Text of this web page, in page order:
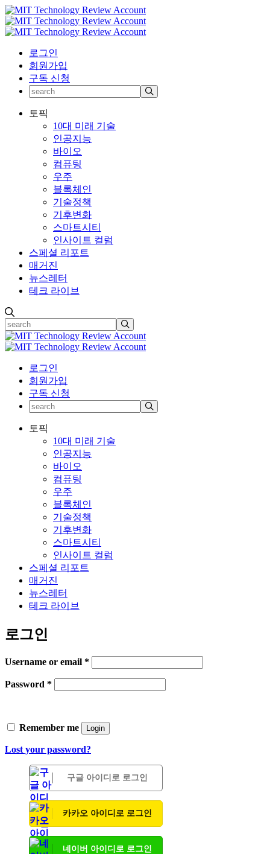
로그인
회원가입
구독 신청
토픽
10대 미래 기술
인공지능
바이오
컴퓨팅
우주
블록체인
기술정책
기후변화
스마트시티
인사이트 컬럼
스페셜 리포트
매거진
뉴스레터
테크 라이브
로그인
회원가입
구독 신청
토픽
10대 미래 기술
인공지능
바이오
컴퓨팅
우주
블록체인
기술정책
기후변화
스마트시티
인사이트 컬럼
스페셜 리포트
매거진
뉴스레터
테크 라이브
로그인
Username or email *
Password *
Remember me Login
Lost your password?
구글 아이디로 로그인
카카오 아이디로 로그인
네이버 아이디로 로그인